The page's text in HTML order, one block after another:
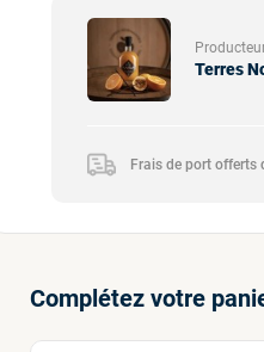
Terres
Frais de port offerts
Complétez votre